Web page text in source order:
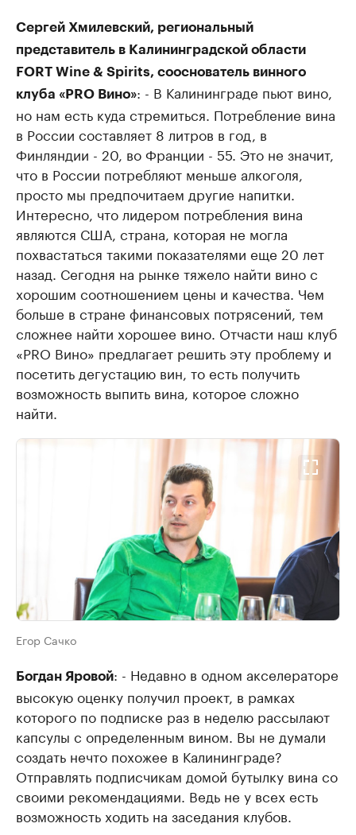
Сергей Хмилевский, региональный
представитель в Калининградской области
FORT Wine & Spirits, сооснователь винного
клуба «PRO Вино»: - В Калининграде пьют вино,
но нам есть куда стремиться. Потребление вина
в России составляет 8 литров в год, в
Финляндии - 20, во Франции - 55. Это не значит,
что в России потребляют меньше алкоголя,
просто мы предпочитаем другие напитки.
Интересно, что лидером потребления вина
являются США, страна, которая не могла
похвастаться такими показателями еще 20 лет
назад. Сегодня на рынке тяжело найти вино с
хорошим соотношением цены и качества. Чем
больше в стране финансовых потрясений, тем
сложнее найти хорошее вино. Отчасти наш клуб
«PRO Вино» предлагает решить эту проблему и
посетить дегустацию вин, то есть получить
возможность выпить вина, которое сложно
найти.
Егор Сачко
Богдан Яровой: - Недавно в одном акселераторе
высокую оценку получил проект, в рамках
которого по подписке раз в неделю рассылают
капсулы с определенным вином. Вы не думали
создать нечто похожее в Калининграде?
Отправлять подписчикам домой бутылку вина со
своими рекомендациями. Ведь не у всех есть
возможность ходить на заседания клубов.